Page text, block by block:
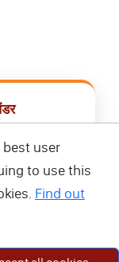
best user
to use this
Find out